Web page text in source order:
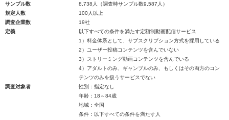
サンプル数
8,738人（調査時サンプル数9,587人）
規定人数
100人以上
調査企業数
19社
定義
以下すべての条件を満たす定額制動画配信サービス
1）料金体系として、サブスクリプション方式を採用している
2）ユーザー投稿コンテンツを含んでいない
3）ストリーミング動画コンテンツを含んでいる
4）アダルトのみ、ギャンブルのみ、もしくはその両方のコン
テンツのみを扱うサービスでない
調査対象者
性別：指定なし
年齢：18～84歳
地域：全国
条件：以下すべての条件を満たす人